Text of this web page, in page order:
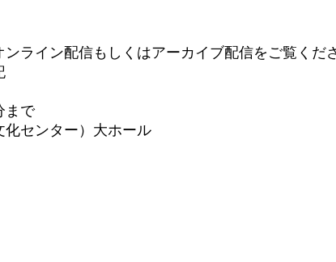
ライン配信もしくはアーカイブ配信をご覧くだ
まで
センター）大ホール